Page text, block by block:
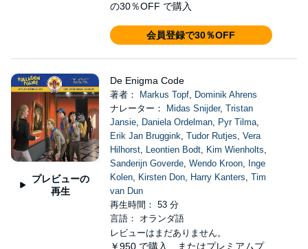
の30％OFF で購入
会員登録で30％OFF
プレビューの
再生
De Enigma Code
著者： Markus Topf, Dominik Ahrens
ナレーター：
Midas Snijder, Tristan
Jansie, Daniela Ordelman, Pyr Tilma,
Erik Jan Bruggink, Tudor Rutjes, Vera
Hilhorst, Leontien Bodt, Kim Wienholts,
Sanderijn Goverde, Wendo Kroon, Inge
Kolen, Kirsten Don, Harry Kanters, Tim
van Dun
再生時間： 53 分
言語： オランダ語
レビューはまだありません。
￥950 で購入、またはプレミアムプ